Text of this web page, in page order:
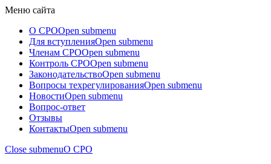
Меню сайта
О СРОOpen submenu
Для вступленияOpen submenu
Членам СРОOpen submenu
Контроль СРОOpen submenu
ЗаконодательствоOpen submenu
Вопросы техрегулированияOpen submenu
НовостиOpen submenu
Вопрос-ответ
Отзывы
КонтактыOpen submenu
Close submenuО СРО